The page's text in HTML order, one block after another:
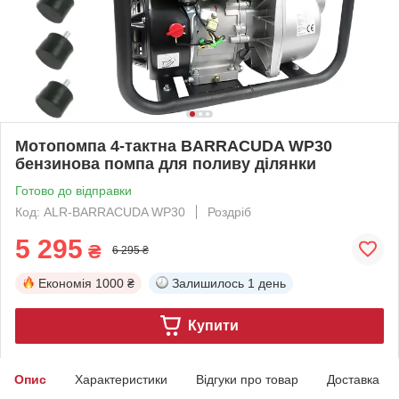
Мотопомпа 4-тактна BARRACUDA WP30
бензинова помпа для поливу ділянки
Готово до відправки
Код: ALR-BARRACUDA WP30
Роздріб
5 295 ₴ 6 295 ₴
Економія 1000 ₴ Залишилось 1 день
Купити
Опис Характеристики Відгуки про товар Доставка